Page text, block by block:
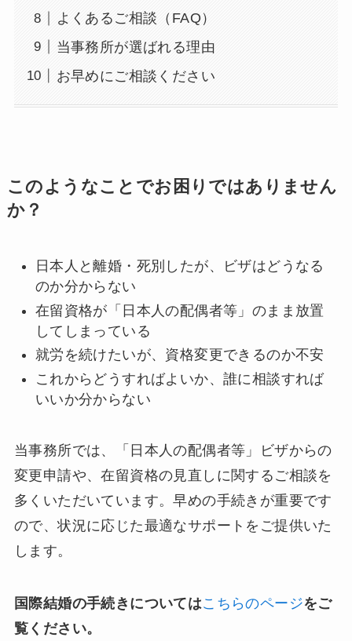
よくあるご相談（FAQ）
当事務所が選ばれる理由
お早めにご相談ください
このようなことでお困りではありません
か？
日本人と離婚・死別したが、ビザはどうなる
のか分からない
在留資格が「日本人の配偶者等」のまま放置
してしまっている
就労を続けたいが、資格変更できるのか不安
これからどうすればよいか、誰に相談すれば
いいか分からない
当事務所では、「日本人の配偶者等」ビザからの
変更申請や、在留資格の見直しに関するご相談を
多くいただいています。早めの手続きが重要です
ので、状況に応じた最適なサポートをご提供いた
します。
国際結婚の手続きについてはこちらのページをご
覧ください。